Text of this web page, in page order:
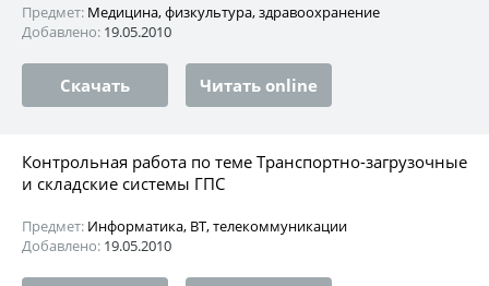
Предмет: Медицина, физкультура, здравоохранение
Добавлено: 19.05.2010
Скачать Читать online
Контрольная работа по теме Транспортно-загрузочные
и складские системы ГПС
Предмет: Информатика, ВТ, телекоммуникации
Добавлено: 19.05.2010